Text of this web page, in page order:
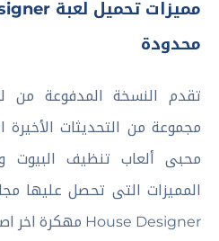
محدودة
تقدم النسخة المدفوعة من
مجموعة من التحديثات
محبى ألعاب تنظيف البيوت
المميزات التى تحصل عليها
House Designer مهكرة اخر اصدار.